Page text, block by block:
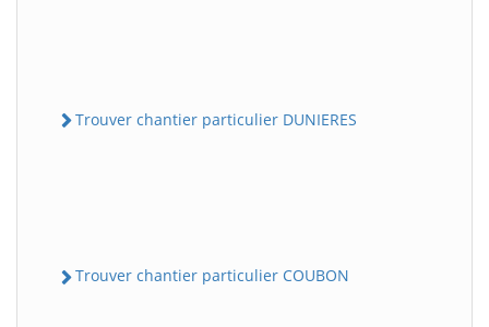
Trouver chantier particulier DUNIERES
Trouver chantier particulier COUBON